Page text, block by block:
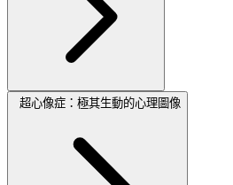
超心像症：極其生動的心理圖像